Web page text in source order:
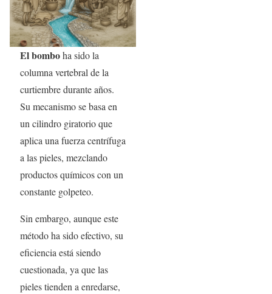
El bomboha sido la
columna vertebral de la
curtiembre durante años.
Su mecanismo se basa en
un cilindro giratorio que
aplica una fuerza centrífuga
a las pieles, mezclando
productos químicos con un
constante golpeteo.
Sin embargo, aunque este
método ha sido efectivo, su
eficiencia está siendo
cuestionada, ya que las
pieles tienden a enredarse,